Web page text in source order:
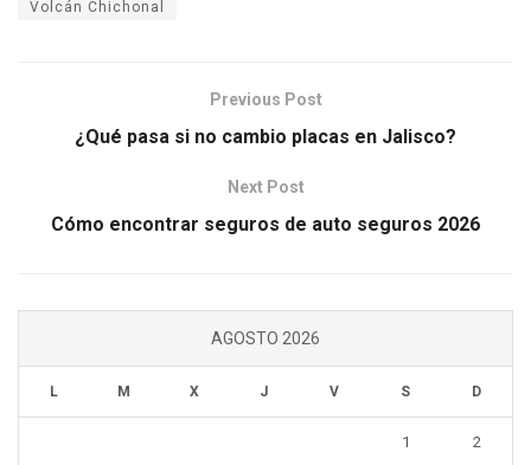
Volcán Chichonal
Previous Post
¿Qué pasa si no cambio placas en Jalisco?
Next Post
Cómo encontrar seguros de auto seguros 2026
AGOSTO 2026
L M X J V S D
1 2